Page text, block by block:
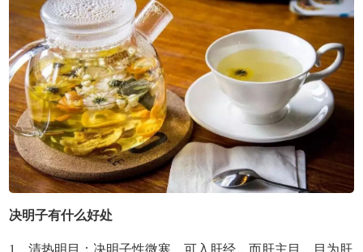
决明子有什么好处
1、清热明目：决明子性微寒，可入肝经，而肝主目，目为肝